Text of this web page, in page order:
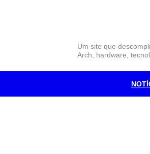
Um site que
Arch, hardware,